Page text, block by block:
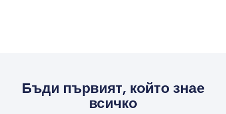
Бъди първият, който знае
всичко